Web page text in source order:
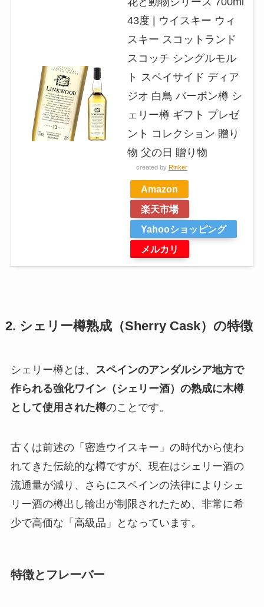
43度 | ウイスキー ウィ
スキー スコットランド
スコッチ シングルモル
ト スペイサイド ディア
ジオ 白鳥 バーボン樽 シ
ェリー樽 ギフト プレゼ
ント コレクション 贈り
物 父の日 贈り物
created by Rinker
Amazon
楽天市場
Yahooショッピング
メルカリ
2. シェリー樽熟成（Sherry Cask）の特徴
シェリー樽とは、
スペインのアンダルシア地方で
作られる強化ワイン（シェリー酒）の熟成に木樽
として使用された樽のことです。
古くは前述の「密造ウイスキー」の時代から使わ
れてきた伝統的な樽ですが、現在はシェリー酒の
流通量が減り、さらにスペインの法律によりシェ
リー酒の樽出し輸出が制限されたため、非常に希
少で高価な「高級品」となっています。
特徴とフレーバー